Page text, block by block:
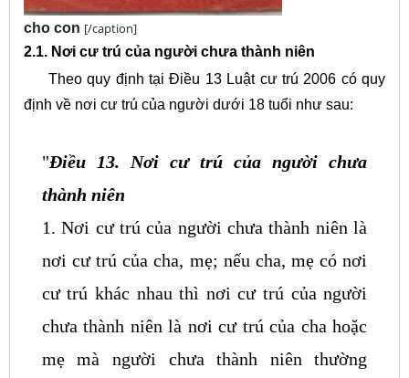
cho con [/caption]
2.1. Nơi cư trú của người chưa thành niên
Theo quy định tại Điều 13 Luật cư trú 2006 có quy
định về nơi cư trú của người dưới 18 tuổi như sau:
"Điều 13. Nơi cư trú của người chưa
thành niên
1. Nơi cư trú của người chưa thành niên là
nơi cư trú của cha, mẹ; nếu cha, mẹ có nơi
cư trú khác nhau thì nơi cư trú của người
chưa thành niên là nơi cư trú của cha hoặc
mẹ mà người chưa thành niên thường